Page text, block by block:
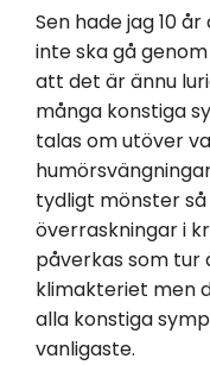
Sen hade jag 10
inte ska gå
att det är ännu
många konstiga
talas om utöver
tydligt mönster
överraskningar i
påverkas som tur
klimakteriet men
alla konstiga
vanligaste.